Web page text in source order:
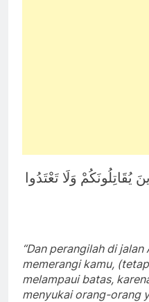
يُقَاتِلُونَكُمْ وَلَا تَعْتَدُوا
“Dan perangilah di
memerangi kamu,
melampaui batas,
menyukai orang-orang